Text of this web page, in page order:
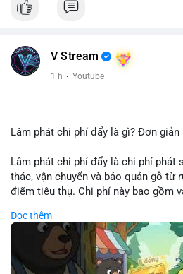
V Stream
1 h · Youtube
Lâm phát chi phí đẩy là gì? Đơn giản
Lâm phát chi phí đẩy là chi phí phát
thác, vận chuyển và bảo quản gỗ từ
điểm tiêu thụ. Chi phí này bao gồm
điều kiện địa hình. Việc hiểu rõ chi
lâm nghiệp tối ưu hoá chuỗi cung
🎥 Xem video trực tiếp tại:
Đọc thêm